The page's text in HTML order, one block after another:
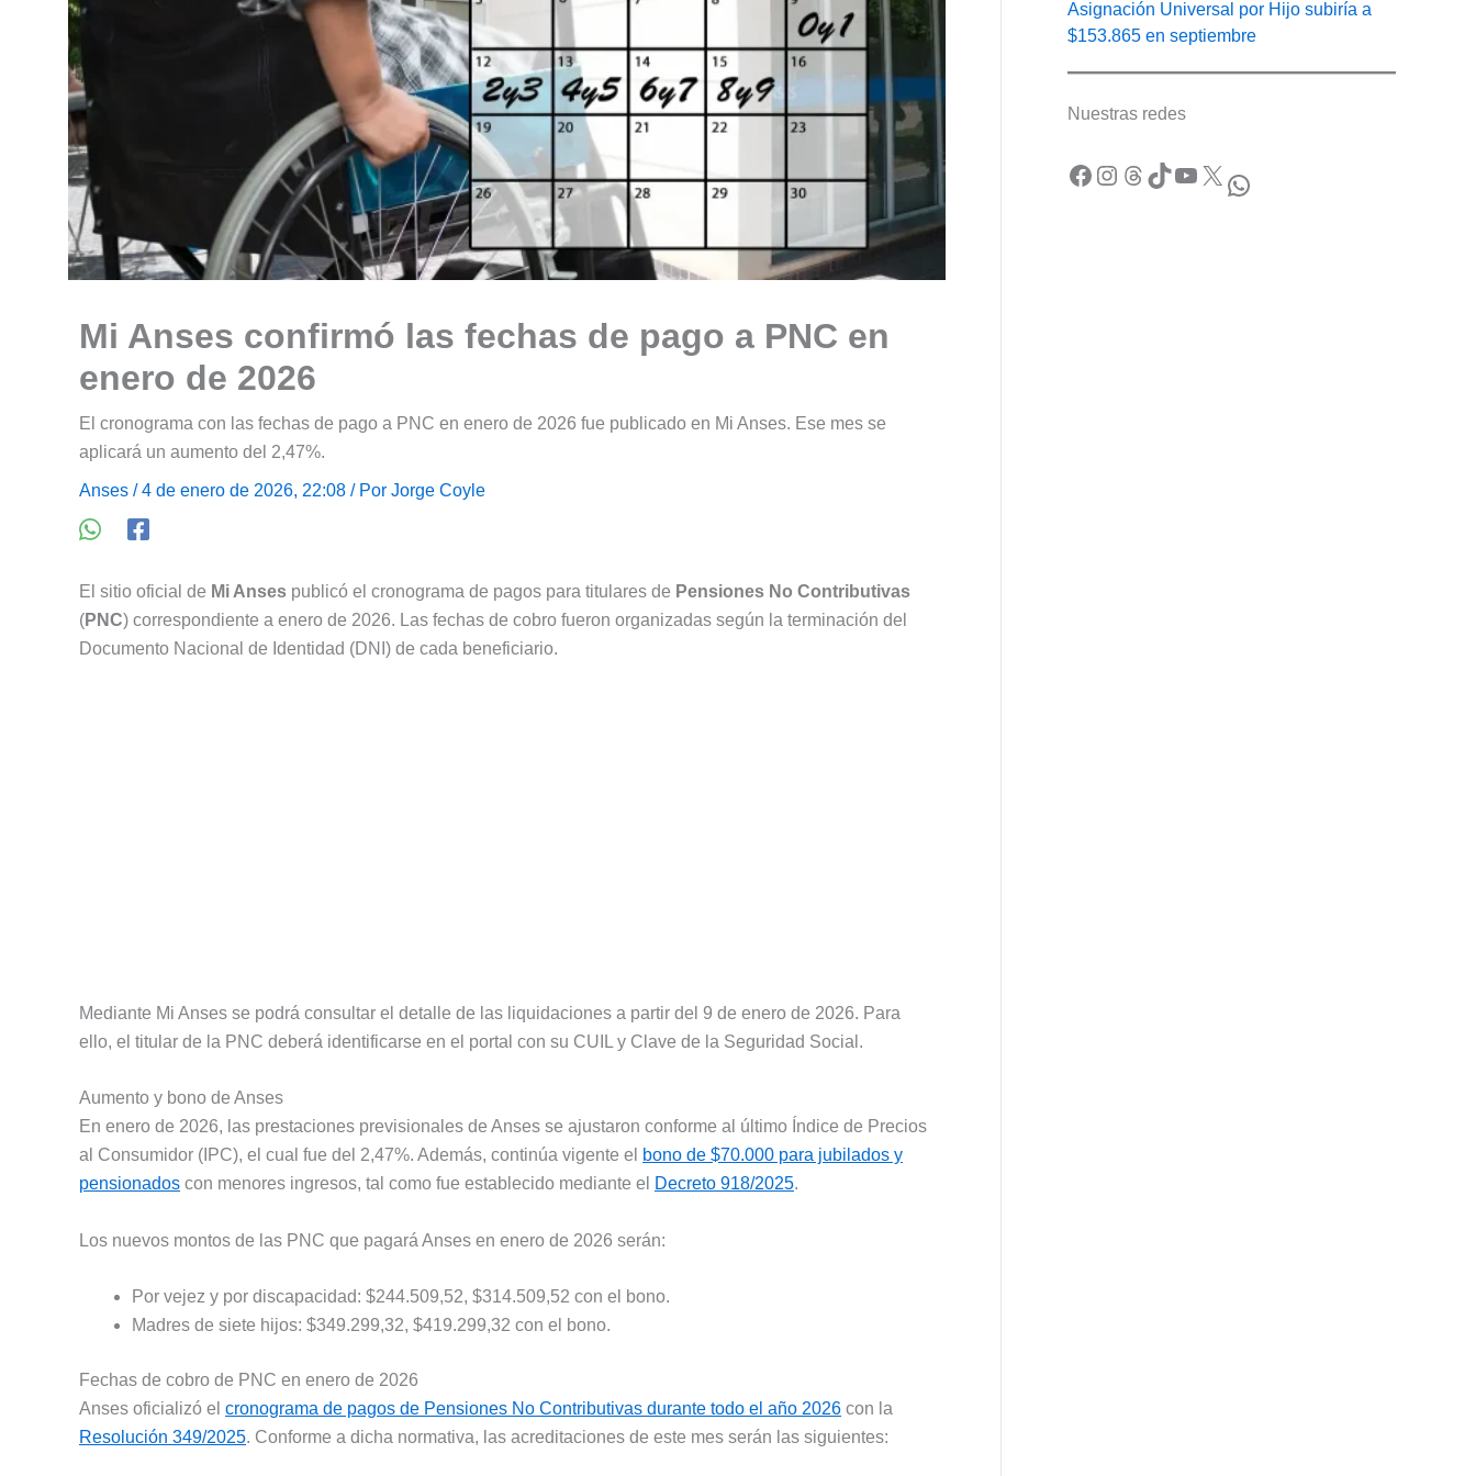
Mi Anses confirmó las fechas de pago a PNC en
enero de 2026
El cronograma con las fechas de pago a PNC en enero de 2026 fue publicado en Mi Anses. Ese mes se
aplicará un aumento del 2,47%.
Anses / 4 de enero de 2026, 22:08 / Por Jorge Coyle
El sitio oficial de Mi Anses publicó el cronograma de pagos para titulares de Pensiones No Contributivas
(PNC) correspondiente a enero de 2026. Las fechas de cobro fueron organizadas según la terminación del
Documento Nacional de Identidad (DNI) de cada beneficiario.
Mediante Mi Anses se podrá consultar el detalle de las liquidaciones a partir del 9 de enero de 2026. Para
ello, el titular de la PNC deberá identificarse en el portal con su CUIL y Clave de la Seguridad Social.
Aumento y bono de Anses
En enero de 2026, las prestaciones previsionales de Anses se ajustaron conforme al último Índice de Precios
al Consumidor (IPC), el cual fue del 2,47%. Además, continúa vigente el
bono de $70.000 para jubilados y
pensionados con menores ingresos, tal como fue establecido mediante el Decreto 918/2025.
Los nuevos montos de las PNC que pagará Anses en enero de 2026 serán:
Por vejez y por discapacidad: $244.509,52, $314.509,52 con el bono.
Madres de siete hijos: $349.299,32, $419.299,32 con el bono.
Fechas de cobro de PNC en enero de 2026
Anses oficializó el cronograma de pagos de Pensiones No Contributivas durante todo el año 2026 con la
Resolución 349/2025. Conforme a dicha normativa, las acreditaciones de este mes serán las siguientes:
Asignación Universal por Hijo subiría a
$153.865 en septiembre
Nuestras redes
Facebook Instagram Threads TikTok YouTube X WhatsApp